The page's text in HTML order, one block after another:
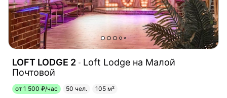
LOFT LODGE 2
Loft Lodge на Малой
Почтовой
от 1 500 ₽/час 50 чел. 105 м²